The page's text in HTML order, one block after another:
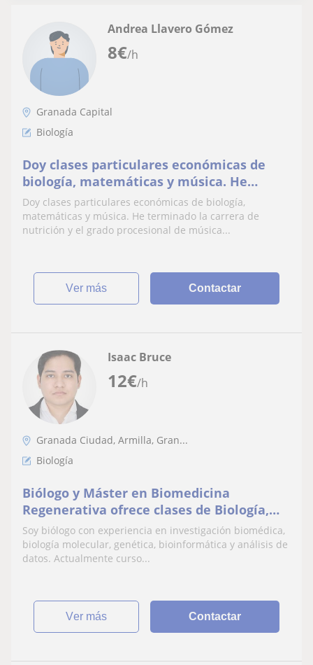
8€/h
Andrea Llavero Gómez
Granada Capital
Biología
Doy clases particulares económicas de
biología, matemáticas y música. He
terminado la carrera de nutrición y el
grado procesional de música
Doy clases particulares económicas de biología,
matemáticas y música. He terminado la carrera de
nutrición y el grado procesional de música...
ver más Contactar
12€/h
Isaac Bruce
Granada Ciudad, Armilla, Gran...
Biología
Biólogo y Máster en Biomedicina
Regenerativa ofrece clases de Biología,
Genética, Bioquímica y Biología Molecular
para estudiantes
Soy biólogo con experiencia en investigación biomédica,
biología molecular, genética, bioinformática y análisis de
datos. Actualmente curso...
ver más Contactar